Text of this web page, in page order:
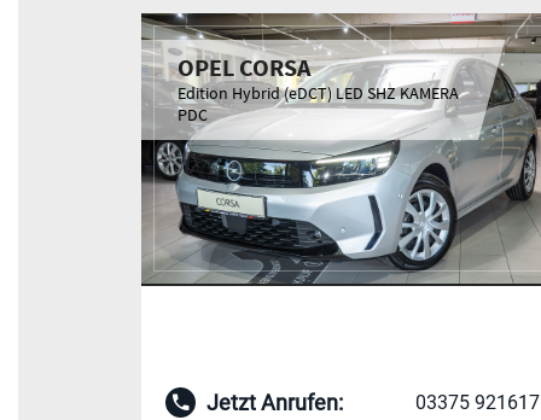
OPEL CORSA
Edition Hybrid (eDCT) LED SHZ KAMERA
PDC
Jetzt Anrufen:
03375 921617